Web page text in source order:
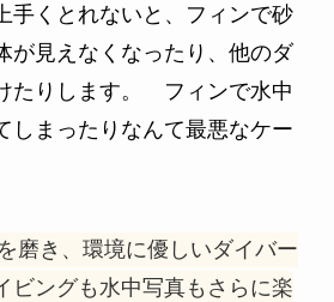
手くとれないと、フィンで砂
が見えなくなったり、他のダ
たりします。 フィンで水中
しまったりなんて最悪なケー
磨き、環境に優しいダイバー
ビングも水中写真もさらに楽